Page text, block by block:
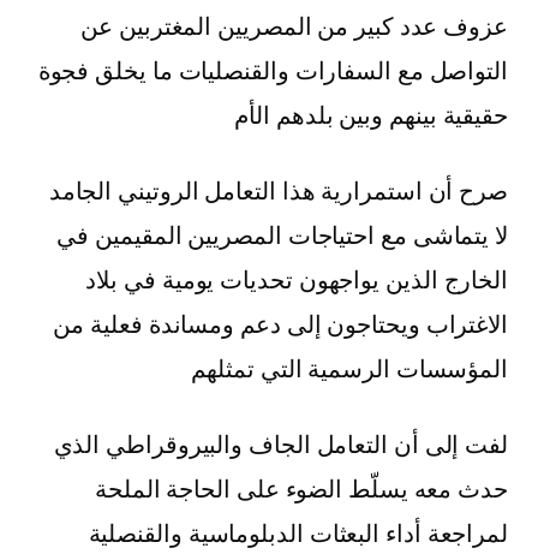
عزوف عدد كبير من المصريين المغتربين عن
التواصل مع السفارات والقنصليات ما يخلق فجوة
حقيقية بينهم وبين بلدهم الأم
صرح أن استمرارية هذا التعامل الروتيني الجامد
لا يتماشى مع احتياجات المصريين المقيمين في
الخارج الذين يواجهون تحديات يومية في بلاد
الاغتراب ويحتاجون إلى دعم ومساندة فعلية من
المؤسسات الرسمية التي تمثلهم
لفت إلى أن التعامل الجاف والبيروقراطي الذي
حدث معه يسلّط الضوء على الحاجة الملحة
لمراجعة أداء البعثات الدبلوماسية والقنصلية